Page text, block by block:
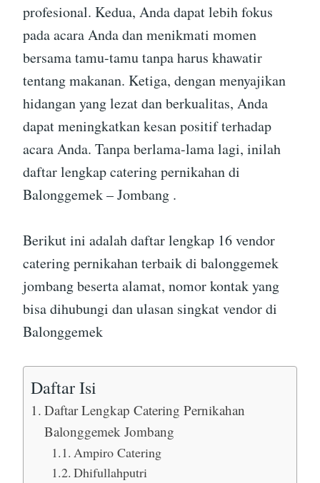
profesional. Kedua, Anda dapat lebih fokus
pada acara Anda dan menikmati momen
bersama tamu-tamu tanpa harus khawatir
tentang makanan. Ketiga, dengan menyajikan
hidangan yang lezat dan berkualitas, Anda
dapat meningkatkan kesan positif terhadap
acara Anda. Tanpa berlama-lama lagi, inilah
daftar lengkap catering pernikahan di
Balonggemek – Jombang .
Berikut ini adalah daftar lengkap 16 vendor
catering pernikahan terbaik di balonggemek
jombang beserta alamat, nomor kontak yang
bisa dihubungi dan ulasan singkat vendor di
Balonggemek
Daftar Isi
Daftar Lengkap Catering Pernikahan
Balonggemek Jombang
Ampiro Catering
Dhifullahputri